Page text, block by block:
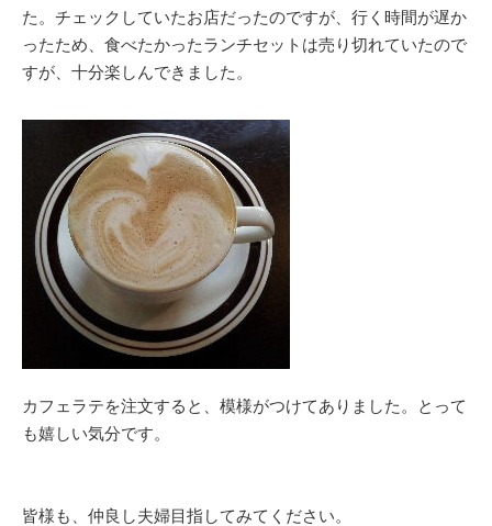
た。チェックしていたお店だったのですが、行く時間が遅か
ったため、食べたかったランチセットは売り切れていたので
すが、十分楽しんできました。
カフェラテを注文すると、模様がつけてありました。とって
も嬉しい気分です。
皆様も、仲良し夫婦目指してみてください。